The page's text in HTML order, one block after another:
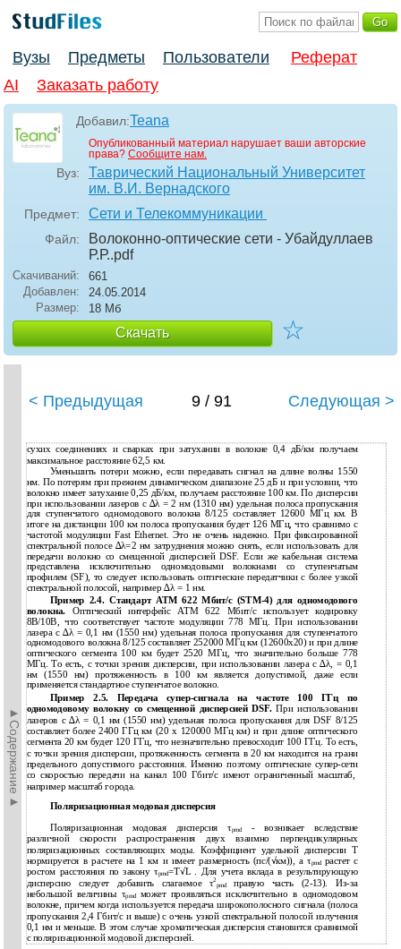
Вузы Предметы Пользователи
Реферат
AI
Заказать работу
Добавил:Teana
Опубликованный материал нарушает ваши авторские
права? Сообщите нам.
Вуз:
Таврический Национальный Университет
им. В.И. Вернадского
Предмет: Сети и Телекоммуникации
Файл:
Волоконно-оптические сети - Убайдуллаев
Р.Р..pdf
Скачиваний:
661
Добавлен:
24.05.2014
Размер:
18 Мб
Скачать ☆
►Содержание►
< Предыдущая 9 / 91 Следующая >
сухих соединениях и сварках при затухании в волокне 0,4 дБ/км получаем
максимальное расстояние 62,5 км.
Уменьшить потери можно, если передавать сигнал на длине волны 1550
нм. По потерям при прежнем динамическом диапазоне 25 дБ и при условии, что
волокно имеет затухание 0,25 дБ/км, получаем расстояние 100 км. По дисперсии
при использовании лазеров с ∆λ = 2 нм (1310 нм) удельная полоса пропускания
для ступенчатого одномодового волокна 8/125 составляет 12600 МГц км. В
итоге на дистанции 100 км полоса пропускания будет 126 МГц, что сравнимо с
частотой модуляции Fast Ethernet. Это не очень надежно. При фиксированной
спектральной полосе ∆λ=2 нм затруднения можно снять, если использовать для
передачи волокно со смещенной дисперсией DSF. Если же кабельная система
представлена исключительно одномодовыми волокнами со ступенчатым
профилем (SF), то следует использовать оптические передатчики с более узкой
спектральной полосой, например ∆λ = 1 нм.
Пример 2.4. Стандарт АТМ 622 Мбит/с (STM-4) для одномодового
волокна.Оптический интерфейс АТМ 622 Мбит/с использует кодировку
8В/10В, что соответствует частоте модуляции 778 МГц. При использовании
лазера с ∆λ = 0,1 нм (1550 нм) удельная полоса пропускания для ступенчатого
одномодового волокна 8/125 составляет 252000 МГц км (12600х20) и при длине
оптического сегмента 100 км будет 2520 МГц, что значительно больше 778
МГц. То есть, с точки зрения дисперсии, при использовании лазера с ∆λ, = 0,1
нм (1550 нм) протяженность в 100 км является допустимой, даже если
применяется стандартное ступенчатое волокно.
Пример 2.5. Передача супер-сигнала на частоте 100 ГГц по
одномодовому волокну со смещенной дисперсией DSF.При использовании
лазеров с ∆λ = 0,1 нм (1550 нм) удельная полоса пропускания для DSF 8/125
составляет более 2400 ГГц км (20 х 120000 МГц км) и при длине оптического
сегмента 20 км будет 120 ГГц, что незначительно превосходит 100 ГГц. То есть,
с точки зрения дисперсии, протяженность сегмента в 20 км находится на грани
предельного допустимого расстояния. Именно поэтому оптические супер-сети
со скоростью передачи на канал 100 Гбит/с имеют ограниченный масштаб,
например масштаб города.
Поляризационная модовая дисперсия
Поляризационная модовая дисперсия τpmd - возникает вследствие
различной скорости распространения двух взаимно перпендикулярных
поляризационных составляющих моды. Коэффициент удельной дисперсии Т
нормируется в расчете на 1 км и имеет размерность (пс/(√км)), а τpmd растет с
ростом расстояния по закону τpmd=T√L . Для учета вклада в результирующую
дисперсию следует добавить слагаемое τ2
pmdправую часть (2-13). Из-за
небольшой величины τpmd может проявляться исключительно в одномодовом
волокне, причем когда используется передача широкополосного сигнала (полоса
пропускания 2,4 Гбит/с и выше) с очень узкой спектральной полосой излучения
0,1 нм и меньше. В этом случае хроматическая дисперсия становится сравнимой
с поляризационной модовой дисперсией.